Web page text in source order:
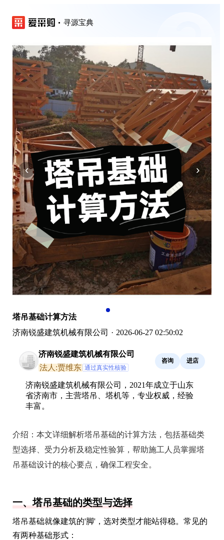
寻源宝典
‹ ›
塔吊基础计算方法
济南锐盛建筑机械有限公司 · 2026-06-27 02:50:02
济南锐盛建筑机械有限公司
法人:贾维东 通过真实性核验
咨询 进店
济南锐盛建筑机械有限公司，2021年成立于山东
省济南市，主营塔吊、塔机等，专业权威，经验
丰富。
介绍： 本文详细解析塔吊基础的计算方法，包括基础类
型选择、受力分析及稳定性验算，帮助施工人员掌握塔
吊基础设计的核心要点，确保工程安全。
一、塔吊基础的类型与选择
塔吊基础就像建筑的'脚'，选对类型才能站得稳。常见的
有两种基础形式：